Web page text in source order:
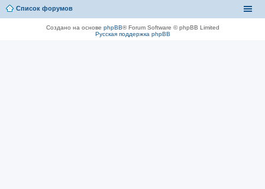
Список форумов
Создано на основе phpBB® Forum Software © phpBB Limited
Русская поддержка phpBB